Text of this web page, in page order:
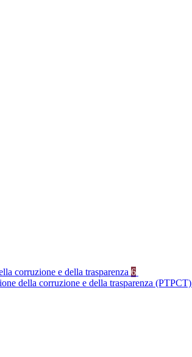
corruzione e della trasparenza 6
della corruzione e della trasparenza (PTPCT)